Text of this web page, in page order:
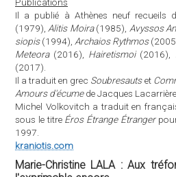
Il a publié à Athènes neuf recueils
(1979), Alitis Moira(1985), Avyssos
siopis(1994), Archaios Rythmos
Meteora(2016), Hairetismoi(2016),
(2017).
Il a traduit en grec Soubresautset
Amours d'écumede Jacques Lacarrière.
Michel Volkovitch a traduit en
sous le titre Éros Étrange Étranger
1997.
kraniotis.com
Marie-Christine LALA : Aux